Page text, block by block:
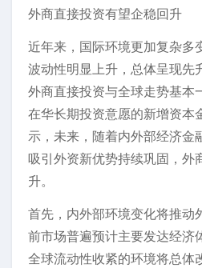
外商直接投资有望企稳回升
近年来，国际环境更加复杂多
波动性明显上升，总体呈现先
外商直接投资与全球走势基本
在华长期投资意愿的新增资本
示，未来，随着内外部经济金
吸引外资新优势持续巩固，外
升。
首先，内外部环境变化将推动
前市场普遍预计主要发达经济
全球流动性收紧的环境将总体